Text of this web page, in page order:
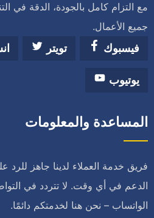
مع التزام كامل بالجودة، الدقة في
جميع الأعمال.
فيسبوك
تويتر
يوتيوب
المساعدة والمعلومات
فريق خدمة العملاء لدينا جاهز للرد
الدعم في أي وقت. لا تتردد في
الواتساب – نحن هنا لخدمتكم دائمًا.